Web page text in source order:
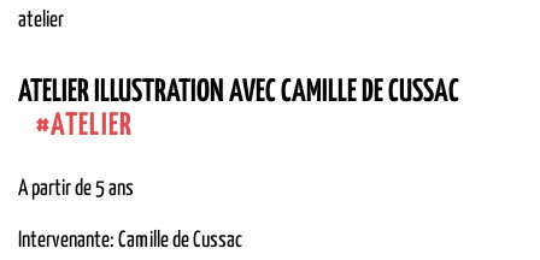
atelier
ATELIER ILLUSTRATION AVEC CAMILLE DE CUSSAC
ATELIER
A partir de 5 ans
Intervenante: Camille de Cussac